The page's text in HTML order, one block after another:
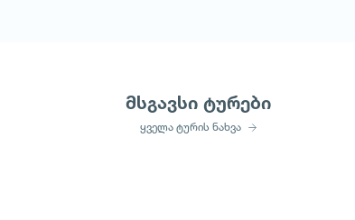
მსგავსი ტურები
ყველა ტურის ნახვა